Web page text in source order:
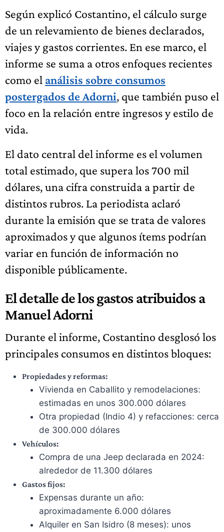
Según explicó Costantino, el cálculo surge
de un relevamiento de bienes declarados,
viajes y gastos corrientes. En ese marco, el
informe se suma a otros enfoques recientes
como el análisis sobre consumos
postergados de Adorni, que también puso el
foco en la relación entre ingresos y estilo de
vida.
El dato central del informe es el volumen
total estimado, que supera los 700 mil
dólares, una cifra construida a partir de
distintos rubros. La periodista aclaró
durante la emisión que se trata de valores
aproximados y que algunos ítems podrían
variar en función de información no
disponible públicamente.
El detalle de los gastos atribuidos a
Manuel Adorni
Durante el informe, Costantino desglosó los
principales consumos en distintos bloques:
Propiedades y reformas:
Vivienda en Caballito y remodelaciones:
estimadas en unos 300.000 dólares
Otra propiedad (Indio 4) y refacciones: cerca
de 300.000 dólares
Vehículos:
Compra de una Jeep declarada en 2024:
alrededor de 11.300 dólares
Gastos fijos:
Expensas durante un año:
aproximadamente 6.000 dólares
Alquiler en San Isidro (8 meses): unos